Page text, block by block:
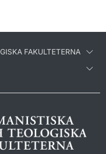
FAKULTETERNA